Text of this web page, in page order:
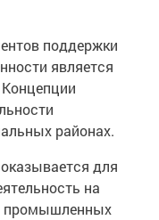
поддержки
является
районах.
для
на
промышленных